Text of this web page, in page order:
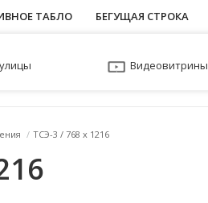
ТАБЛО БЕГУЩАЯ СТРОКА
Видеовитрины
/ ТСЭ-3 / 768 x 1216